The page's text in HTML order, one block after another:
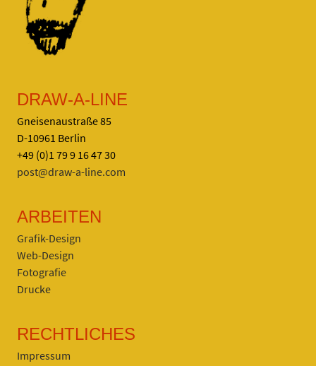
DRAW-A-LINE
Gneisenaustraße 85
D-10961 Berlin
+49 (0)1 79 9 16 47 30
post@draw-a-line.com
ARBEITEN
Grafik-Design
Web-Design
Fotografie
Drucke
RECHTLICHES
Impressum